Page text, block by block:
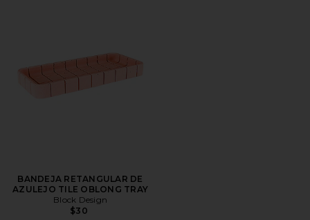
BANDEJA RETANGULAR DE
AZULEJO TILE OBLONG TRAY
Block Design
$30